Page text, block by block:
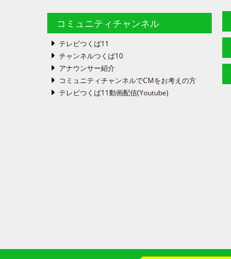
コミュニティチャンネル
テレビつくば11
チャンネルつくば10
アナウンサー紹介
コミュニティチャンネルでCMをお考えの方
テレビつくば11動画配信(Youtube)